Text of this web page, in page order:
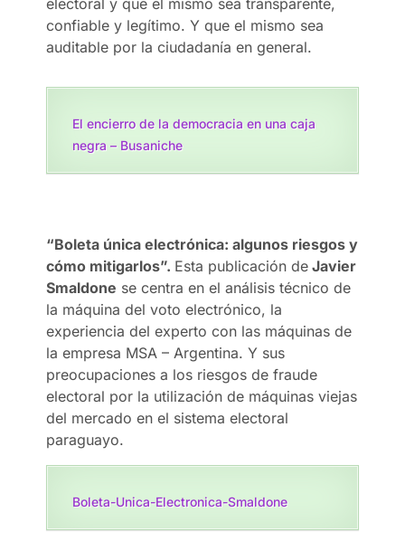
electoral y que el mismo sea transparente,
confiable y legítimo. Y que el mismo sea
auditable por la ciudadanía en general.
El encierro de la democracia en una caja
negra – Busaniche
“Boleta única electrónica: algunos riesgos y
cómo mitigarlos”. Esta publicación de Javier
Smaldone se centra en el análisis técnico de
la máquina del voto electrónico, la
experiencia del experto con las máquinas de
la empresa MSA – Argentina. Y sus
preocupaciones a los riesgos de fraude
electoral por la utilización de máquinas viejas
del mercado en el sistema electoral
paraguayo.
Boleta-Unica-Electronica-Smaldone